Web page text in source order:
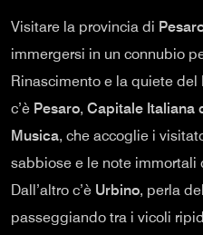
Visitare la provincia di
immergersi in un connubio
Rinascimento e la quiete del
c’è Pesaro, Capitale Italiana
Musica, che accoglie i
sabbiose e le note immortali
Dall’altro c’è Urbino, perla
passeggiando tra i vicoli